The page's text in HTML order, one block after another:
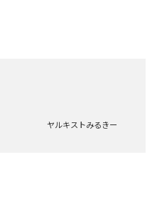
ヤルキストみるきー